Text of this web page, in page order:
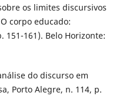
os limites discursivos
corpo educado:
151-161). Belo Horizonte:
do discurso em
Porto Alegre, n. 114, p.